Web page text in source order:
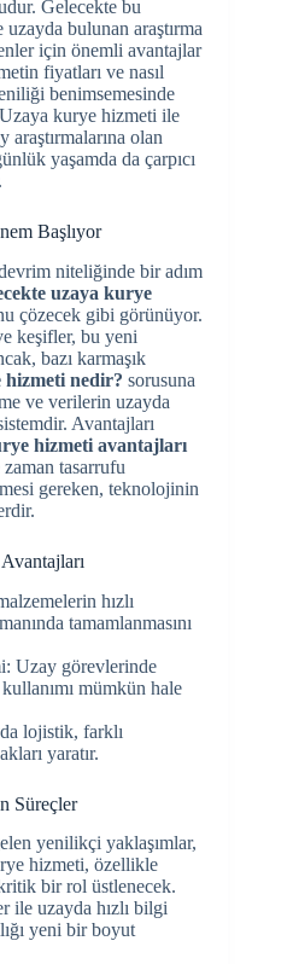
Gelecekte bu
bulunan araştırma
için önemli avantajlar
fiyatları ve nasıl
benimsemesinde
kurye hizmeti ile
olan
yaşamda da çarpıcı
Başlıyor
niteliğinde bir adım
uzaya kurye
çözecek gibi görünüyor.
keşifler, bu yeni
bazı karmaşık
nedir? sorusuna
ve verilerin uzayda
Avantajları
hizmeti avantajları
tasarrufu
gereken, teknolojinin
hızlı
tamamlanmasını
Uzay görevlerinde
mümkün hale
lojistik, farklı
yaratır.
Süreçler
yenilikçi yaklaşımlar,
hizmeti, özellikle
bir rol üstlenecek.
ile uzayda hızlı bilgi
yeni bir boyut